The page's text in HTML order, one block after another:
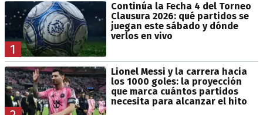
1
Continúa la Fecha 4 del Torneo
Clausura 2026: qué partidos se
juegan este sábado y dónde
verlos en vivo
Lionel Messi y la carrera hacia
los 1000 goles: la proyección
que marca cuántos partidos
necesita para alcanzar el hito